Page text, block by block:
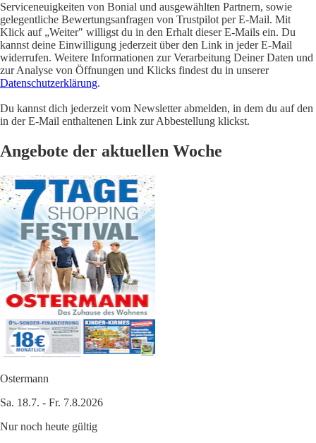
Serviceneuigkeiten von Bonial und ausgewählten Partnern, sowie
gelegentliche Bewertungsanfragen von Trustpilot per E-Mail. Mit
Klick auf „Weiter" willigst du in den Erhalt dieser E-Mails ein. Du
kannst deine Einwilligung jederzeit über den Link in jeder E-Mail
widerrufen. Weitere Informationen zur Verarbeitung Deiner Daten und
zur Analyse von Öffnungen und Klicks findest du in unserer
Datenschutzerklärung.
Du kannst dich jederzeit vom Newsletter abmelden, in dem du auf den
in der E-Mail enthaltenen Link zur Abbestellung klickst.
Angebote der aktuellen Woche
Ostermann
Sa. 18.7. - Fr. 7.8.2026
Nur noch heute gültig